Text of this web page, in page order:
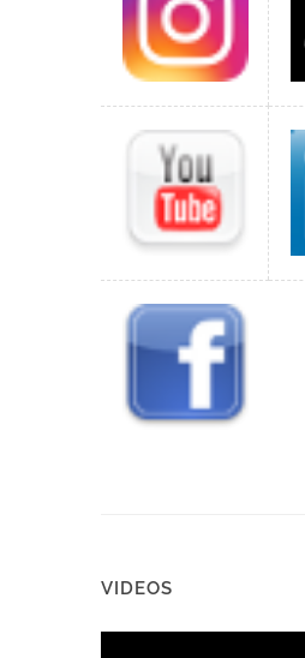
VIDEOS